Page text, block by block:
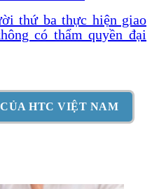
thứ ba thực hiện giao
có thẩm quyền đại
HTC VIỆT NAM